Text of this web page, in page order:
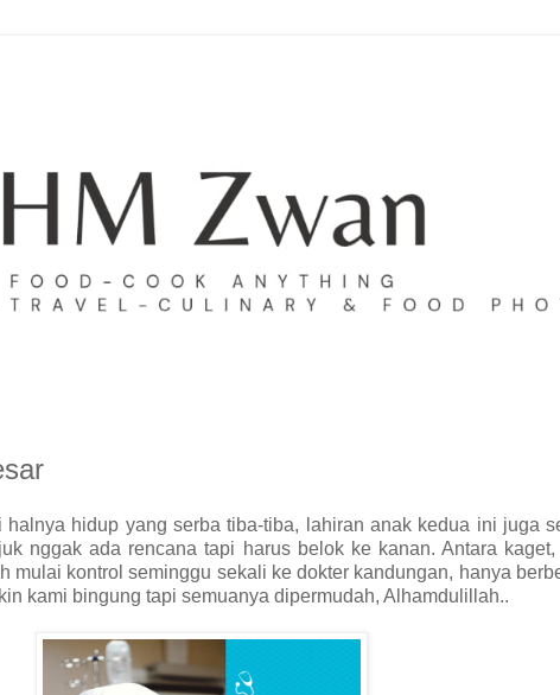
halnya hidup yang serba tiba-tiba, lahiran anak kedua ini juga
nggak ada rencana tapi harus belok ke kanan. Antara
mulai kontrol seminggu sekali ke dokter kandungan, hanya
kami bingung tapi semuanya dipermudah, Alhamdulillah..